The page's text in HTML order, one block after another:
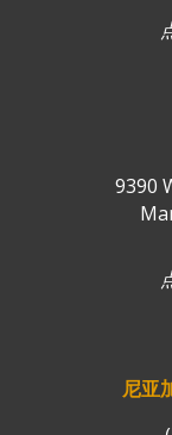
9390
尼亚